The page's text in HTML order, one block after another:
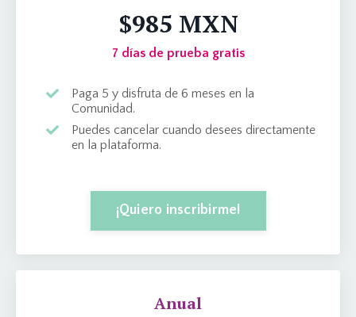
$985 MXN
7 días de prueba gratis
Paga 5 y disfruta de 6 meses en la
Comunidad.
Puedes cancelar cuando desees directamente
en la plataforma.
¡Quiero inscribirme!
Anual